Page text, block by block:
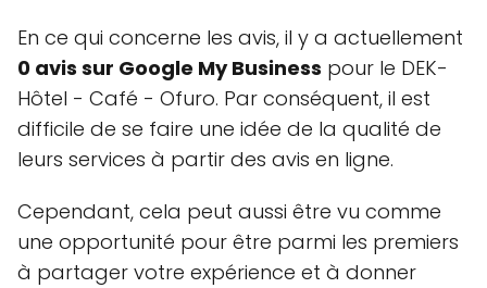
En ce qui concerne les avis, il y a actuellement
0 avis sur Google My Business pour le DEK-
Hôtel - Café - Ofuro. Par conséquent, il est
difficile de se faire une idée de la qualité de
leurs services à partir des avis en ligne.
Cependant, cela peut aussi être vu comme
une opportunité pour être parmi les premiers
à partager votre expérience et à donner